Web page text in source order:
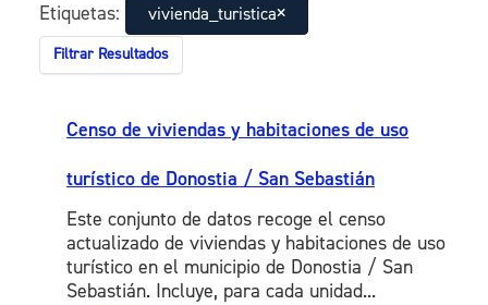
Etiquetas: vivienda_turistica
Filtrar Resultados
Censo de viviendas y habitaciones de uso
turístico de Donostia / San Sebastián
Este conjunto de datos recoge el censo
actualizado de viviendas y habitaciones de uso
turístico en el municipio de Donostia / San
Sebastián. Incluye, para cada unidad...